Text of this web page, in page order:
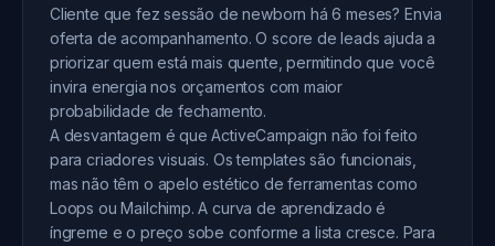
Cliente que fez sessão de newborn há 6 meses? Envia
oferta de acompanhamento. O score de leads ajuda a
priorizar quem está mais quente, permitindo que você
invira energia nos orçamentos com maior
probabilidade de fechamento.
A desvantagem é que ActiveCampaign não foi feito
para criadores visuais. Os templates são funcionais,
mas não têm o apelo estético de ferramentas como
Loops ou Mailchimp. A curva de aprendizado é
íngreme e o preço sobe conforme a lista cresce. Para